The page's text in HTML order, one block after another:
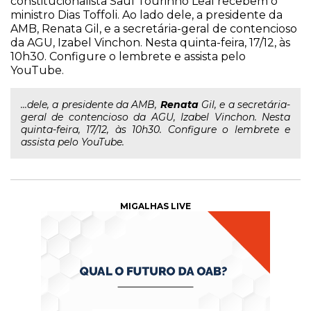
ministro Dias Toffoli. Ao lado dele, a presidente da
AMB, Renata Gil, e a secretária-geral de contencioso
da AGU, Izabel Vinchon. Nesta quinta-feira, 17/12, às
10h30. Configure o lembrete e assista pelo
YouTube.
...dele, a presidente da AMB, RenataGil, e a secretária-
geral de contencioso da AGU, Izabel Vinchon. Nesta
quinta-feira, 17/12, às 10h30. Configure o lembrete e
assista pelo YouTube.
MIGALHAS LIVE